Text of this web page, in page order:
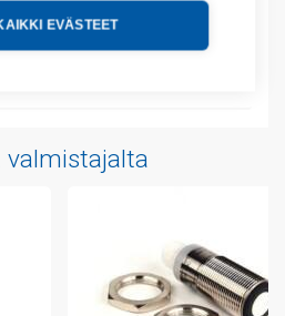
EVÄSTEET